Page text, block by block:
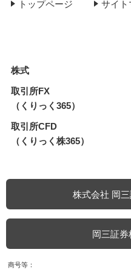
トップページ サイト
株式
取引所FX
（くりっく365）
取引所CFD
（くりっく株365）
株式会社 岡
岡三証券
商号等